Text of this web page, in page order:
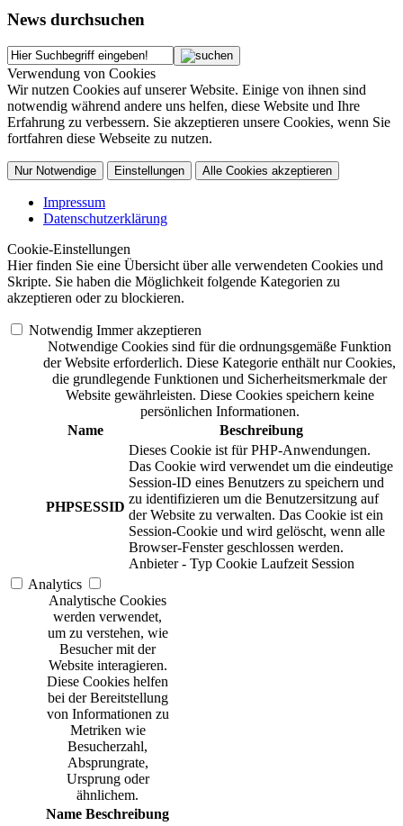
News durchsuchen
Verwendung von Cookies
Wir nutzen Cookies auf unserer Website. Einige von ihnen sind
notwendig während andere uns helfen, diese Website und Ihre
Erfahrung zu verbessern. Sie akzeptieren unsere Cookies, wenn Sie
fortfahren diese Webseite zu nutzen.
Nur Notwendige Einstellungen Alle Cookies akzeptieren
Impressum
Datenschutzerklärung
Cookie-Einstellungen
Hier finden Sie eine Übersicht über alle verwendeten Cookies und
Skripte. Sie haben die Möglichkeit folgende Kategorien zu
akzeptieren oder zu blockieren.
Notwendig Immer akzeptieren
Notwendige Cookies sind für die ordnungsgemäße Funktion
der Website erforderlich. Diese Kategorie enthält nur Cookies,
die grundlegende Funktionen und Sicherheitsmerkmale der
Website gewährleisten. Diese Cookies speichern keine
persönlichen Informationen.
Name
Beschreibung
PHPSESSID
Dieses Cookie ist für PHP-Anwendungen.
Das Cookie wird verwendet um die eindeutige
Session-ID eines Benutzers zu speichern und
zu identifizieren um die Benutzersitzung auf
der Website zu verwalten. Das Cookie ist ein
Session-Cookie und wird gelöscht, wenn alle
Browser-Fenster geschlossen werden.
Anbieter - Typ Cookie Laufzeit Session
Analytics
Analytische Cookies
werden verwendet,
um zu verstehen, wie
Besucher mit der
Website interagieren.
Diese Cookies helfen
bei der Bereitstellung
von Informationen zu
Metriken wie
Besucherzahl,
Absprungrate,
Ursprung oder
ähnlichem.
Name Beschreibung